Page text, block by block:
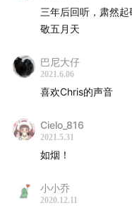
三年后回听，肃然
敬五月天
巴尼大仔
2021.6.06
喜欢Chris的声音
Cielo_816
2021.5.31
如烟！
小小乔
2020.12.11